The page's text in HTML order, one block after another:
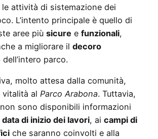
attività di sistemazione dei
L’intento principale è quello di
aree più sicure e funzionali,
a migliorare il decoro
parco.
molto attesa dalla comunità,
vitalità al Parco Arabona. Tuttavia,
sono disponibili informazioni
data di inizio dei lavori, ai campi di
che saranno coinvolti e alla